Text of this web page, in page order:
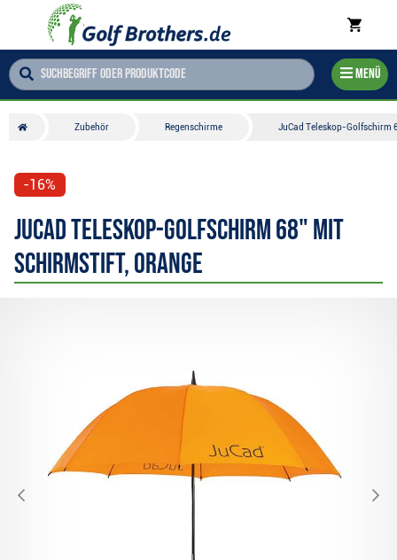
Menü
Zubehör Regenschirme JuCad Teleskop-Golfschirm
-16%
JuCad Teleskop-Golfschirm 68" mit
Schirmstift, orange